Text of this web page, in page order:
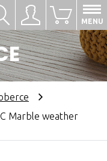
Přihlásit se
0
MENU
Hledat
Marble weather